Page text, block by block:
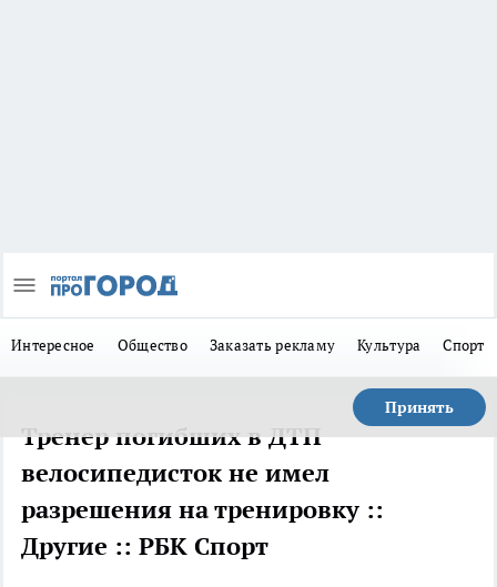
Интересное Общество Заказать рекламу Культура Спорт
Принять
Тренер погибших в ДТП
велосипедисток не имел
разрешения на тренировку ::
Другие :: РБК Спорт